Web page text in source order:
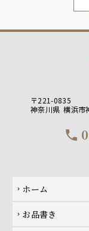
〒221-0835
神奈川県 横浜市
call
Footer navigation
chevron_right ホーム
chevron_right お品書き